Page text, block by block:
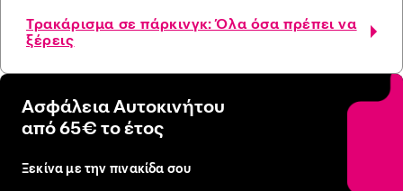
Τρακάρισμα σε πάρκινγκ: Όλα όσα πρέπει να
ξέρεις
Ασφάλεια Αυτοκινήτου
από 65€ το έτος
Ξεκίνα με την πινακίδα σου